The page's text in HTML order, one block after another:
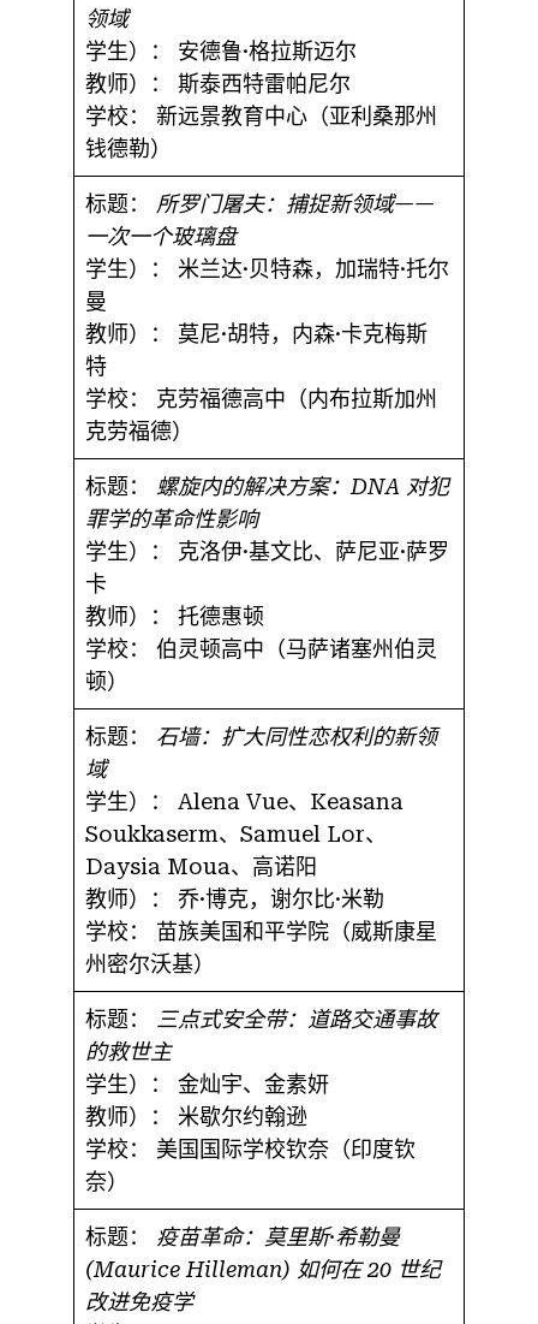
领域
学生）：
安德鲁·格拉斯迈尔
教师）：
斯泰西特雷帕尼尔
学校：
新远景教育中心（亚利桑那州
钱德勒）
标题：
所罗门屠夫：捕捉新领域——
一次一个玻璃盘
学生）：
米兰达·贝特森，加瑞特·托尔
曼
教师）：
莫尼·胡特，内森·卡克梅斯
特
学校：
克劳福德高中（内布拉斯加州
克劳福德）
标题：
螺旋内的解决方案：DNA 对犯
罪学的革命性影响
学生）：
克洛伊·基文比、萨尼亚·萨罗
卡
教师）：
托德惠顿
学校：
伯灵顿高中（马萨诸塞州伯灵
顿）
标题：
石墙：扩大同性恋权利的新领
域
学生）：
Alena Vue、Keasana
Soukkaserm、Samuel Lor、
Daysia Moua、高诺阳
教师）：
乔·博克，谢尔比·米勒
学校：
苗族美国和平学院（威斯康星
州密尔沃基）
标题：
三点式安全带：道路交通事故
的救世主
学生）： 金灿宇、金素妍
教师）：
米歇尔约翰逊
学校：
美国国际学校钦奈（印度钦
奈）
标题：
疫苗革命：莫里斯·希勒曼
(Maurice Hilleman) 如何在 20 世纪
改进免疫学